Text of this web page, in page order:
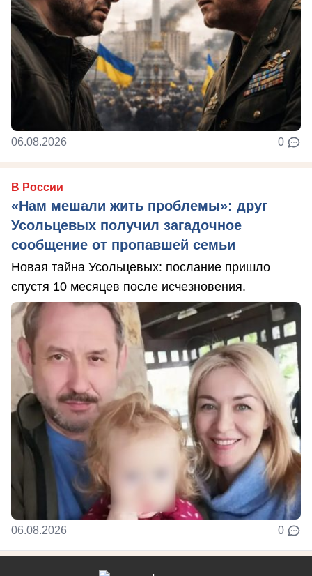
06.08.2026 0
В России
«Нам мешали жить проблемы»: друг
Усольцевых получил загадочное
сообщение от пропавшей семьи
Новая тайна Усольцевых: послание пришло
спустя 10 месяцев после исчезновения.
06.08.2026 0